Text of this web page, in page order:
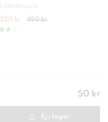
Lättviktssula
350 kr 499 kr
Pris:
50 kr
Ej i lager